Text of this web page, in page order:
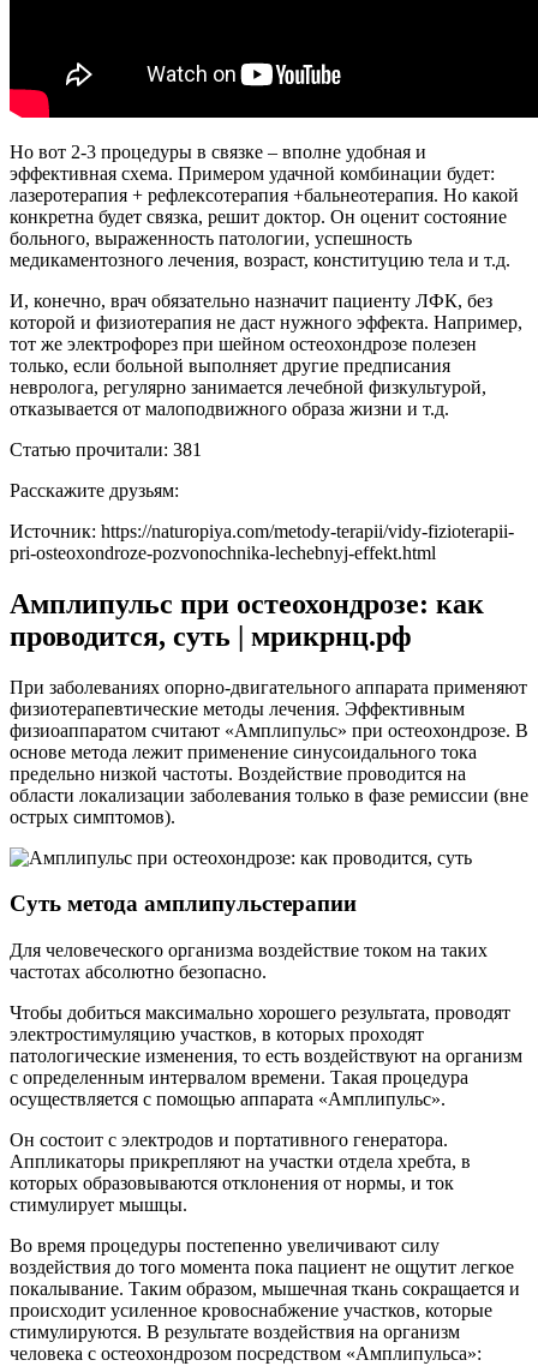
Но вот 2-3 процедуры в связке – вполне удобная и
эффективная схема. Примером удачной комбинации будет:
лазеротерапия + рефлексотерапия +бальнеотерапия. Но какой
конкретна будет связка, решит доктор. Он оценит состояние
больного, выраженность патологии, успешность
медикаментозного лечения, возраст, конституцию тела и т.д.
И, конечно, врач обязательно назначит пациенту ЛФК, без
которой и физиотерапия не даст нужного эффекта. Например,
тот же электрофорез при шейном остеохондрозе полезен
только, если больной выполняет другие предписания
невролога, регулярно занимается лечебной физкультурой,
отказывается от малоподвижного образа жизни и т.д.
Статью прочитали: 381
Расскажите друзьям:
Источник: https://naturopiya.com/metody-terapii/vidy-fizioterapii-
pri-osteoxondroze-pozvonochnika-lechebnyj-effekt.html
Амплипульс при остеохондрозе: как
проводится, суть | мрикрнц.рф
При заболеваниях опорно-двигательного аппарата применяют
физиотерапевтические методы лечения. Эффективным
физиоаппаратом считают «Амплипульс» при остеохондрозе. В
основе метода лежит применение синусоидального тока
предельно низкой частоты. Воздействие проводится на
области локализации заболевания только в фазе ремиссии (вне
острых симптомов).
Суть метода амплипульстерапии
Для человеческого организма воздействие током на таких
частотах абсолютно безопасно.
Чтобы добиться максимально хорошего результата, проводят
электростимуляцию участков, в которых проходят
патологические изменения, то есть воздействуют на организм
с определенным интервалом времени. Такая процедура
осуществляется с помощью аппарата «Амплипульс».
Он состоит с электродов и портативного генератора.
Аппликаторы прикрепляют на участки отдела хребта, в
которых образовываются отклонения от нормы, и ток
стимулирует мышцы.
Во время процедуры постепенно увеличивают силу
воздействия до того момента пока пациент не ощутит легкое
покалывание. Таким образом, мышечная ткань сокращается и
происходит усиленное кровоснабжение участков, которые
стимулируются. В результате воздействия на организм
человека с остеохондрозом посредством «Амплипульса»: